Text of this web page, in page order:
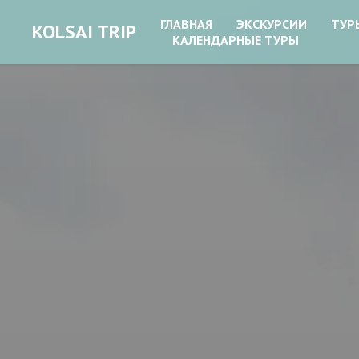
KOLSAI TRIP ГЛАВНАЯ ЭКСКУРСИИ
КАЛЕНДАРНЫЕ ТУРЫ